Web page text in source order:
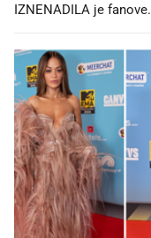
IZNENADILA je fanove.